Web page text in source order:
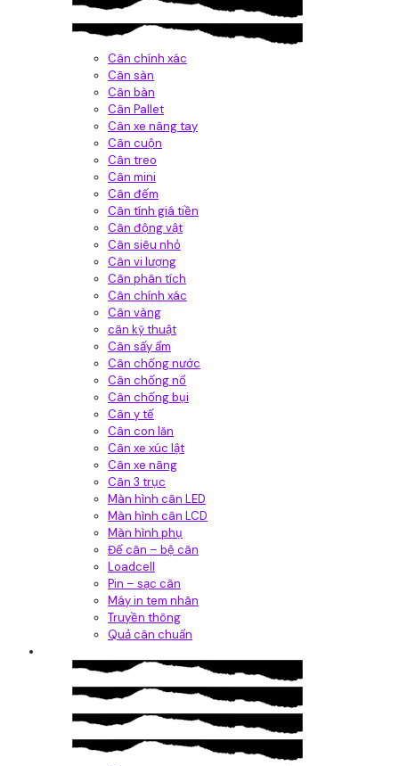
Cân chính xác
Cân sàn
Cân bàn
Cân Pallet
Cân xe nâng tay
Cân cuộn
Cân treo
Cân mini
Cân đếm
Cân tính giá tiền
Cân động vật
Cân siêu nhỏ
Cân vi lượng
Cân phân tích
Cân chính xác
Cân vàng
cân kỹ thuật
Cân sấy ẩm
Cân chống nước
Cân chống nổ
Cân chống bụi
Cân y tế
Cân con lăn
Cân xe xúc lật
Cân xe nâng
Cân 3 trục
Màn hình cân LED
Màn hình cân LCD
Màn hình phụ
Đế cân – bệ cân
Loadcell
Pin – sạc cân
Máy in tem nhãn
Truyền thông
Quả cân chuẩn